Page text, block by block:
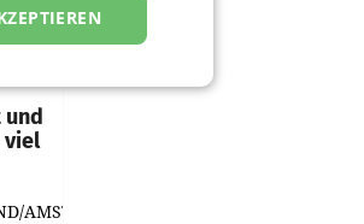
und
viel
AMSTERDAM.